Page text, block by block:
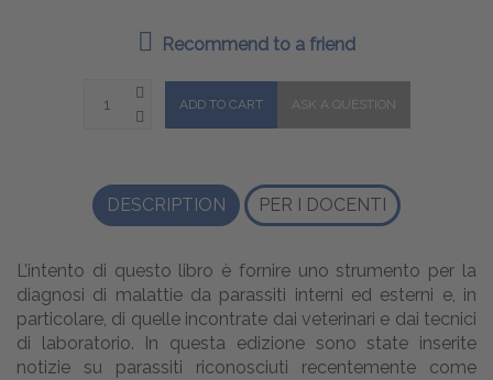
Recommend to a friend
DESCRIPTION PER I DOCENTI
L’intento di questo libro è fornire uno strumento per la
diagnosi di malattie da parassiti interni ed esterni e, in
particolare, di quelle incontrate dai veterinari e dai tecnici
di laboratorio. In questa edizione sono state inserite
notizie su parassiti riconosciuti recentemente come